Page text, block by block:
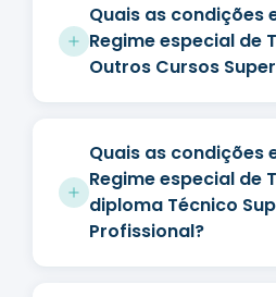
Quais as condições
Regime especial de
Outros Cursos
Quais as condições
Regime especial de
diploma Técnico
Profissional?